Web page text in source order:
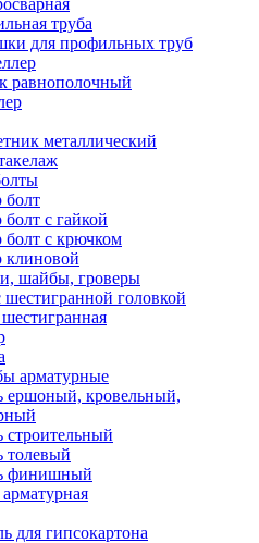
труба
для профильных труб
равнополочный
металлический
болт
с гайкой
болт с крючком
клиновой
шайбы, гроверы
шестигранной головкой
арматурные
ершоный, кровельный,
строительный
толевый
финишный
для гипсокартона